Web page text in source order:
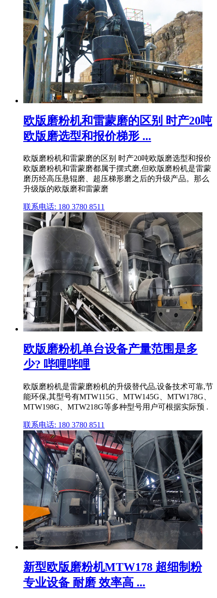
欧版磨粉机和雷蒙磨的区别 时产20吨
欧版磨选型和报价梯形 ...
欧版磨粉机和雷蒙磨的区别 时产20吨欧版磨选型和报价
欧版磨粉机和雷蒙磨都属于摆式磨,但欧版磨粉机是雷蒙
磨历经高压悬辊磨、超压梯形磨之后的升级产品。那么
升级版的欧版磨和雷蒙磨
联系电话: 180 3780 8511
欧版磨粉机单台设备产量范围是多
少? 哔哩哔哩
欧版磨粉机是雷蒙磨粉机的升级替代品,设备技术可靠,节
能环保,其型号有MTW115G、MTW145G、MTW178G、
MTW198G、MTW218G等多种型号用户可根据实际预 .
联系电话: 180 3780 8511
新型欧版磨粉机MTW178 超细制粉
专业设备 耐磨 效率高 ...